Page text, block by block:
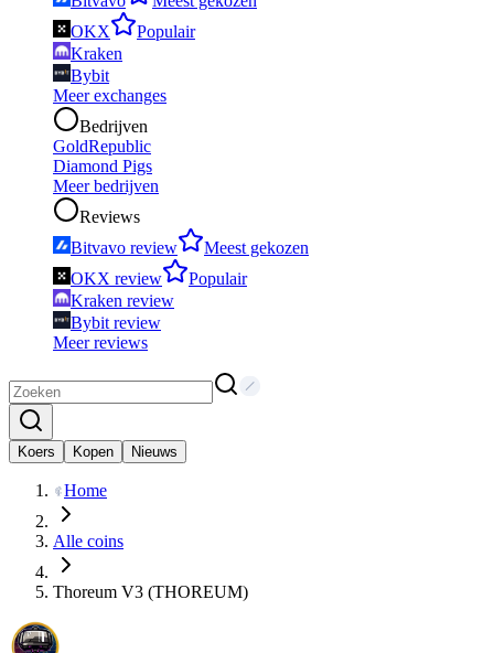
OKX
Populair
Kraken
Bybit
Meer exchanges
Bedrijven
GoldRepublic
Diamond Pigs
Meer bedrijven
Reviews
Bitvavo review
Meest gekozen
OKX review
Populair
Kraken review
Bybit review
Meer reviews
Koers Kopen Nieuws
Home
Alle coins
Thoreum V3 (THOREUM)